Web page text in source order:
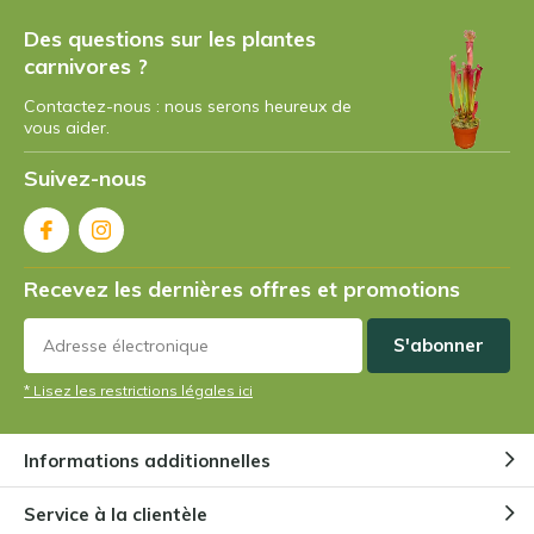
Des questions sur les plantes
carnivores ?
Contactez-nous : nous serons heureux de
vous aider.
Suivez-nous
Recevez les dernières offres et promotions
S'abonner
* Lisez les restrictions légales ici
Informations additionnelles
Service à la clientèle